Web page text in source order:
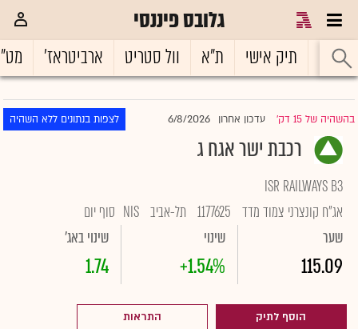
גלובס פיננסי
ראשי תיק אישי ת"א וול סטריט ארביטראז'
בהשהיה של 15 דק' |עדכון אחרון 6/8/2026 לצפות בנתונים ללא השהיה
רכבת ישר אגח ג
ISR RAILWAYS B3
אג"ח קונצרני צמוד מדד 1177625 תל-אביב NIS סוף יום
שער
115.09
שינוי
+1.54%
שינוי באג'
1.74
הוסף לתיק התראות